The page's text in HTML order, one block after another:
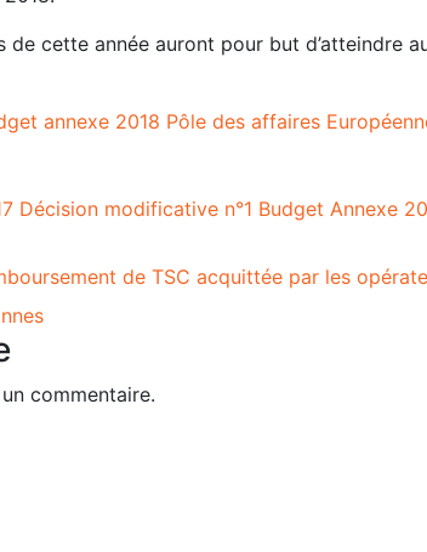
cette année auront pour but d’atteindre
annexe 2018 Pôle des affaires
Décision modificative n°1 Budget Annexe
de TSC acquittée par les
commentaire.